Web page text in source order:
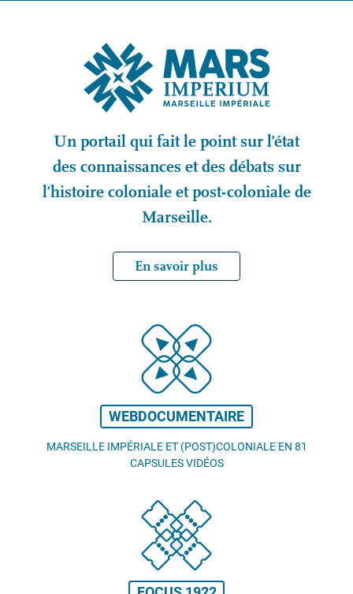
Un portail qui fait le point sur l’état
des connaissances et des débats sur
l’histoire coloniale et post-coloniale de
Marseille.
En savoir plus
WEBDOCUMENTAIRE
MARSEILLE IMPÉRIALE ET (POST)COLONIALE EN 81
CAPSULES VIDÉOS